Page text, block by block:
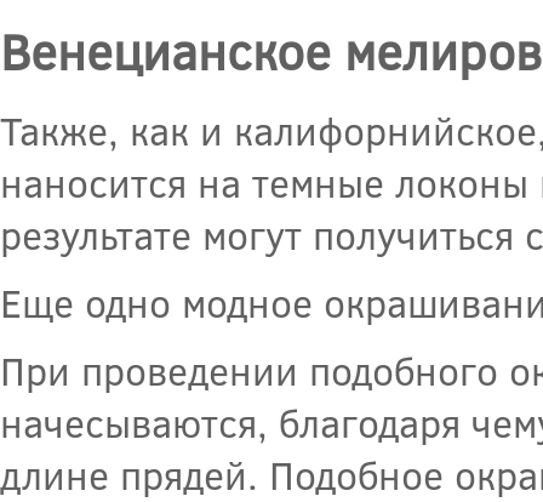
Венецианское
Также, как и
наносится на темные
результате могут
Еще одно модное
При проведении подобного
начесываются, благодаря
длине прядей. Подобное